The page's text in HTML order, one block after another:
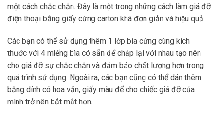
một cách chắc chắn. Đây là một trong những cách làm giá đỡ
điện thoại bằng giấy cứng carton khá đơn giản và hiệu quả.
Các bạn có thể sử dụng thêm 1 lớp bìa cứng cùng kích
thước với 4 miếng bìa có sẵn để chập lại với nhau tạo nên
cho giá đỡ sự chắc chắn và đảm bảo chất lượng hơn trong
quá trình sử dụng. Ngoài ra, các bạn cũng có thể dán thêm
băng dính có hoa văn, giấy màu để cho chiếc giá đỡ của
mình trở nên bắt mắt hơn.